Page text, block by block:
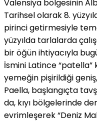
Valensiya bölgesinin
Tarihsel olarak 8.
pirinci getirmesiyle
yüzyılda tarlalarda
bir öğün ihtiyacıyla
İsmini Latince
yemeğin pişirildiği
Paella, başlangıçta
da, kıyı bölgelerinde
evrimleşerek “Deniz